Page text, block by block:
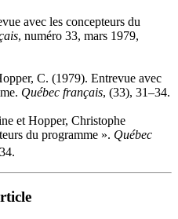
avec les concepteurs du
, numéro 33, mars 1979,
C. (1979). Entrevue avec
Québec français, (33), 31–34.
et Hopper, Christophe
du programme ». Québec